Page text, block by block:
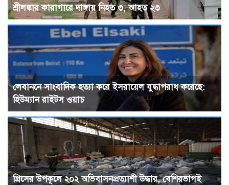
শ্রীলঙ্কার কারাগারে দাঙ্গায় নিহত ৩, আহত ২৩
লেবাননে সাংবাদিক হত্যা করে ইসরায়েল যুদ্ধাপরাধ করেছে:
হিউম্যান রাইটস ওয়াচ
গ্রিসের উপকূলে ২০২ অভিবাসনপ্রত্যাশী উদ্ধার, বেশিরভাগই